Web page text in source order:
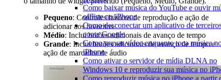
Como baixar música do YouTube e ouvir
offline no iPhone
Como desconectar um aplicativo de
conta Google
Como gravar vídeo enquanto toca música
iPhone
Como ativar o servidor de mídia DLNA no
Windows 10 e reproduzir sua música no
Como reproduzir música no iPhone a partir
Pequeno: Controles básicos de reprodução e ação de
adicionar aos favoritos
Médio: Inclui botões adicionais de avanço de tempo
Grande: Inclui botões adicionais de avanço de tempo e
ação de marcador de áudio